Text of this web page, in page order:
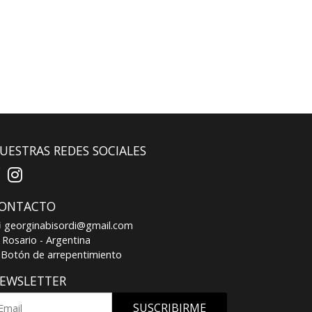
REDES SOCIALES
georginabisordi@gmail.com
Rosario - Argentina
de arrepentimiento
SUSCRIBIRME